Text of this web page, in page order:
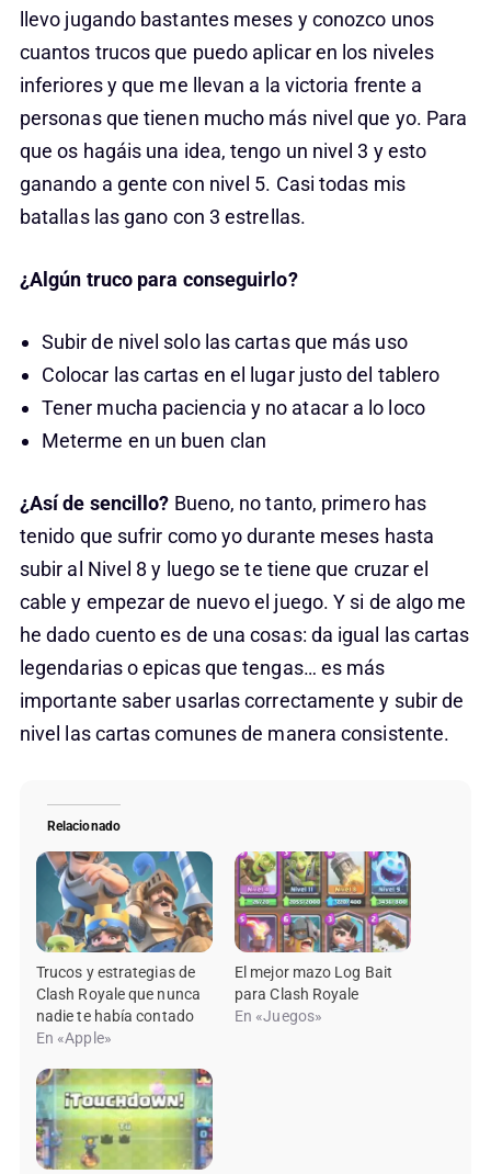
llevo jugando bastantes meses y conozco unos
cuantos trucos que puedo aplicar en los niveles
inferiores y que me llevan a la victoria frente a
personas que tienen mucho más nivel que yo. Para
que os hagáis una idea, tengo un nivel 3 y esto
ganando a gente con nivel 5. Casi todas mis
batallas las gano con 3 estrellas.
¿Algún truco para conseguirlo?
Subir de nivel solo las cartas que más uso
Colocar las cartas en el lugar justo del tablero
Tener mucha paciencia y no atacar a lo loco
Meterme en un buen clan
¿Así de sencillo? Bueno, no tanto, primero has
tenido que sufrir como yo durante meses hasta
subir al Nivel 8 y luego se te tiene que cruzar el
cable y empezar de nuevo el juego. Y si de algo me
he dado cuento es de una cosas: da igual las cartas
legendarias o epicas que tengas… es más
importante saber usarlas correctamente y subir de
nivel las cartas comunes de manera consistente.
Relacionado
Trucos y estrategias de
Clash Royale que nunca
nadie te había contado
En «Apple»
El mejor mazo Log Bait
para Clash Royale
En «Juegos»